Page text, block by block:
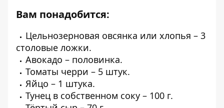
Вам понадобится:
Цельнозерновая овсянка или хлопья – 3
столовые ложки.
Авокадо – половинка.
Томаты черри – 5 штук.
Яйцо – 1 штука.
Тунец в собственном соку – 100 г.